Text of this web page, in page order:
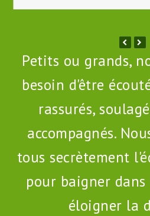
Petits ou grands,
besoin d'être
rassurés,
accompagnés.
tous secrètement
pour baigner
éloigner la